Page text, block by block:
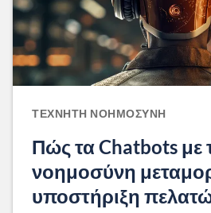
ΤΕΧΝΗΤΉ ΝΟΗΜΟΣΎΝΗ
Πώς τα Chatbots με
νοημοσύνη
υποστήριξη